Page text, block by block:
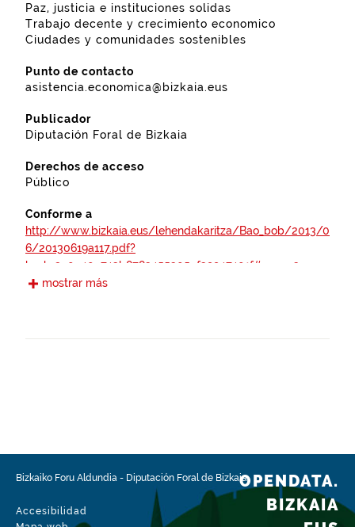
Paz, justicia e instituciones solidas
Trabajo decente y crecimiento economico
Ciudades y comunidades sostenibles
Punto de contacto
asistencia.economica@bizkaia.eus
Publicador
Diputación Foral de Bizkaia
Derechos de acceso
Público
Conforme a
http://www.bizkaia.eus/lehendakaritza/Bao_bob/2013/0
6/20130619a117.pdf?
hash=2a0e40c743b8783455305ef39947401f#page=3
12/20031215a239.pdf?
hash=882642487900444f3ef088ec9002471c#page=3
mostrar más
Bizkaiko Foru Aldundia - Diputación Foral de Bizkaia
Accesibilidad
OPENDATA.
BIZKAIA